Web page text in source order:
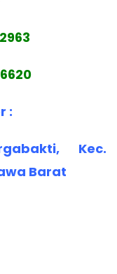
:
Kec.
Barat